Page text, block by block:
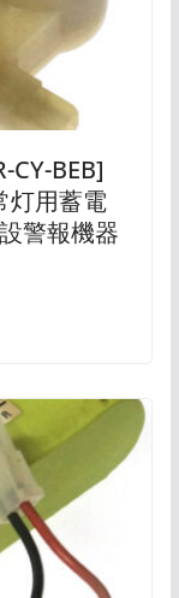
CY-BEB]
灯用蓄電
警報機器